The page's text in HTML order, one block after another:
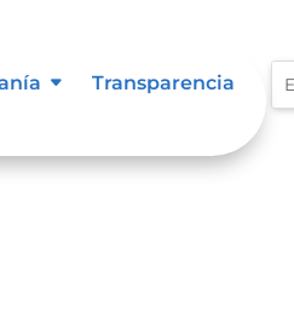
Transparencia
los entes